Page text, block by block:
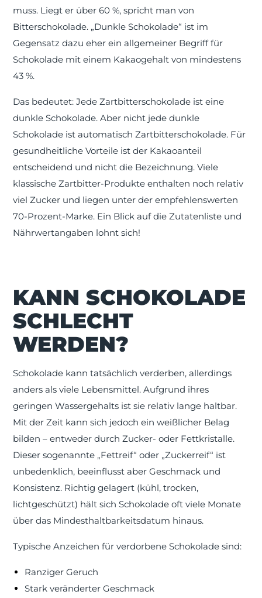
muss. Liegt er über 60 %, spricht man von
Bitterschokolade. „Dunkle Schokolade“ ist im
Gegensatz dazu eher ein allgemeiner Begriff für
Schokolade mit einem Kakaogehalt von mindestens
43 %.
Das bedeutet: Jede Zartbitterschokolade ist eine
dunkle Schokolade. Aber nicht jede dunkle
Schokolade ist automatisch Zartbitterschokolade. Für
gesundheitliche Vorteile ist der Kakaoanteil
entscheidend und nicht die Bezeichnung. Viele
klassische Zartbitter-Produkte enthalten noch relativ
viel Zucker und liegen unter der empfehlenswerten
70-Prozent-Marke. Ein Blick auf die Zutatenliste und
Nährwertangaben lohnt sich!
KANN SCHOKOLADE
SCHLECHT
WERDEN?
Schokolade kann tatsächlich verderben, allerdings
anders als viele Lebensmittel. Aufgrund ihres
geringen Wassergehalts ist sie relativ lange haltbar.
Mit der Zeit kann sich jedoch ein weißlicher Belag
bilden – entweder durch Zucker- oder Fettkristalle.
Dieser sogenannte „Fettreif“ oder „Zuckerreif“ ist
unbedenklich, beeinflusst aber Geschmack und
Konsistenz. Richtig gelagert (kühl, trocken,
lichtgeschützt) hält sich Schokolade oft viele Monate
über das Mindesthaltbarkeitsdatum hinaus.
Typische Anzeichen für verdorbene Schokolade sind:
Ranziger Geruch
Stark veränderter Geschmack